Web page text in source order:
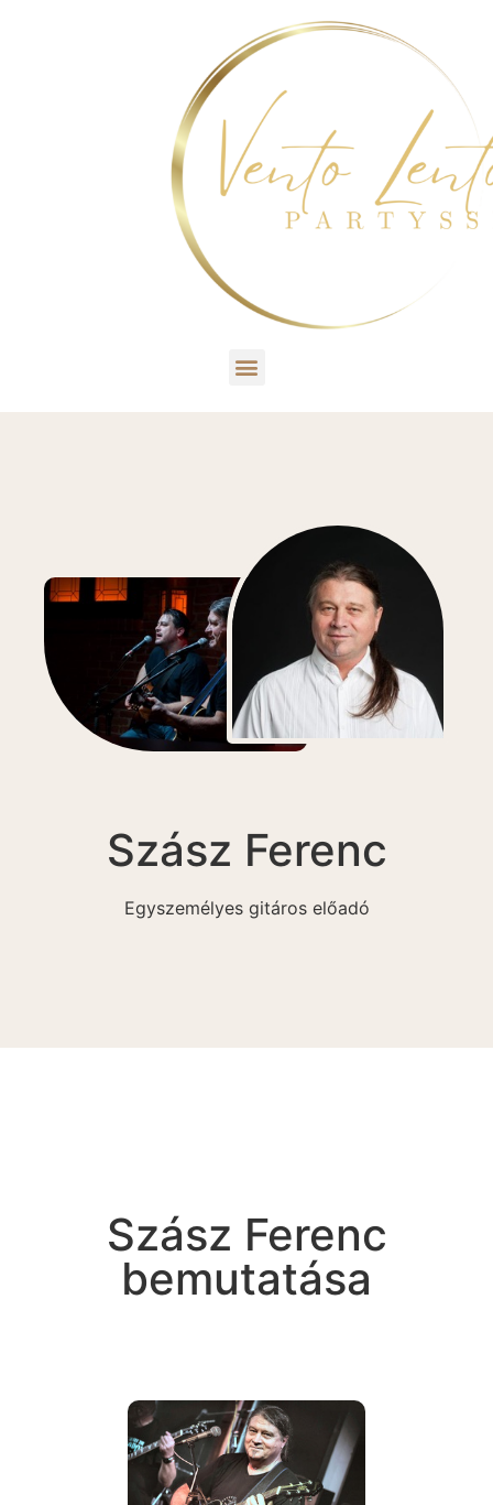
Szász Ferenc
Egyszemélyes gitáros előadó
Szász Ferenc
bemutatása